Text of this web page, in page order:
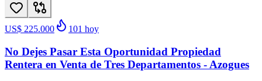
US$ 225.000 101 hoy
No Dejes Pasar Esta Oportunidad Propiedad
Rentera en Venta de Tres Departamentos - Azogues